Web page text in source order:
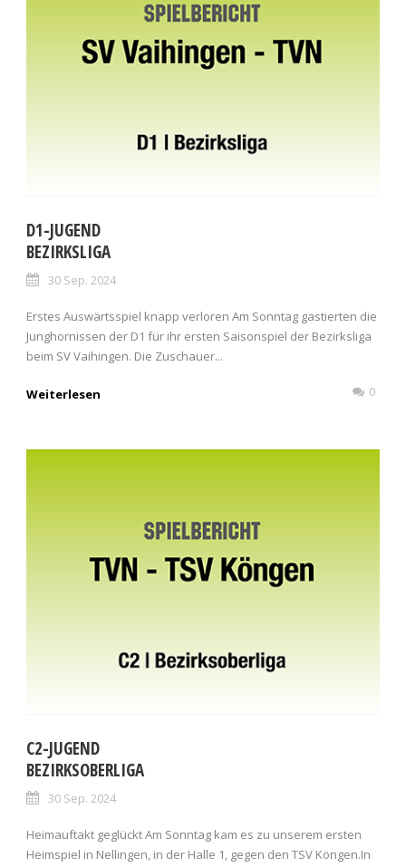
D1-JUGEND
BEZIRKSLIGA
30 Sep. 2024
Erstes Auswärtsspiel knapp verloren Am Sonntag gastierten die
Junghornissen der D1 für ihr ersten Saisonspiel der Bezirksliga
beim SV Vaihingen. Die Zuschauer...
Weiterlesen 0
C2-JUGEND
BEZIRKSOBERLIGA
30 Sep. 2024
Heimauftakt geglückt Am Sonntag kam es zu unserem ersten
Heimspiel in Nellingen, in der Halle 1, gegen den TSV Köngen.In